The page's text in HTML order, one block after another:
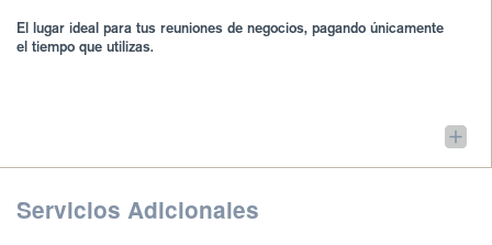
El lugar ideal para tus reuniones de negocios, pagando únicamente
el tiempo que utilizas.
Servicios Adicionales